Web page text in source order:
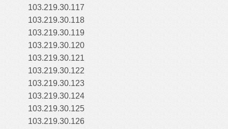
103.219.30.117
103.219.30.118
103.219.30.119
103.219.30.120
103.219.30.121
103.219.30.122
103.219.30.123
103.219.30.124
103.219.30.125
103.219.30.126